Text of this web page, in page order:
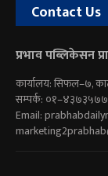
Contact Us
प्रभाव पब्लिकेसन
कार्यालय: सिफल–७,
सम्पर्क:
Email: